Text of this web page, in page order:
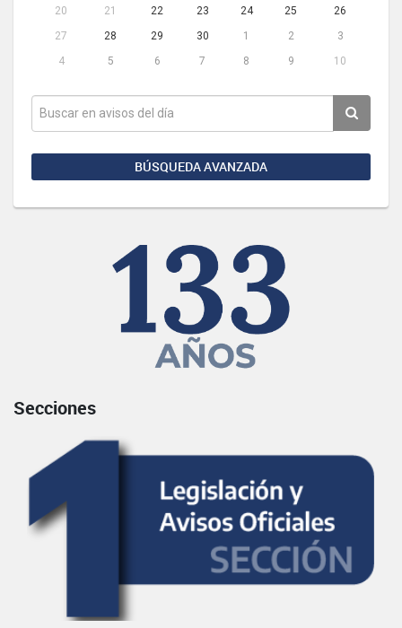
20
21 22 23 24 25
26
27
28 29 30 1 2
3
4
5 6 7 8 9 10
BÚSQUEDA AVANZADA
Secciones